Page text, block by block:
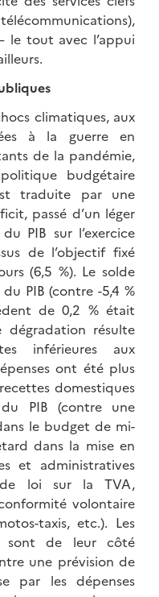
tout avec l’appui
climatiques, aux
à la guerre en
de la pandémie,
budgétaire
traduite par une
passé d’un léger
PIB sur l’exercice
de l’objectif fixé
(6,5 %). Le solde
PIB (contre -5,4 %
de 0,2 % était
dégradation résulte
inférieures aux
ont été plus
domestiques
PIB (contre une
le budget de mi-
dans la mise en
et administratives
loi sur la TVA,
volontaire
taxis, etc.). Les
sont de leur côté
une prévision de
par les dépenses